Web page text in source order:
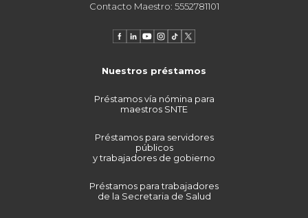
Contacto Maestro: 5552781101
Nuestros préstamos
Préstamos vía nómina para
maestros SNTE
Préstamos para servidores
públicos
y trabajadores de gobierno
Préstamos para trabajadores
de la Secretaria de Salud